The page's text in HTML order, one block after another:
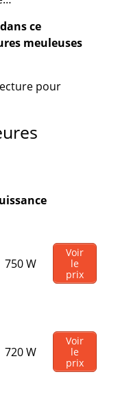
ce
meuleuses
pour
750 W
Voir
le
prix
720 W
Voir
le
prix